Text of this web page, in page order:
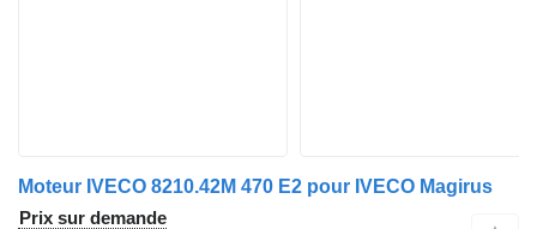
Moteur IVECO 8210.42M 470 E2 pour IVECO Magirus
Prix sur demande